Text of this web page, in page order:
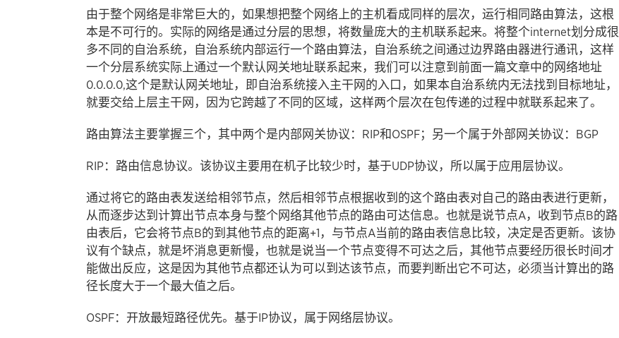
由于整个网络是非常巨大的，如果想把整个网络上的主机看成同样的层次，运行相同路由算法，这根
本是不可行的。实际的网络是通过分层的思想，将数量庞大的主机联系起来。将整个internet划分成很
多不同的自治系统，自治系统内部运行一个路由算法，自治系统之间通过边界路由器进行通讯，这样
一个分层系统实际上通过一个默认网关地址联系起来，我们可以注意到前面一篇文章中的网络地址
0.0.0.0,这个是默认网关地址，即自治系统接入主干网的入口，如果本自治系统内无法找到目标地址，
就要交给上层主干网，因为它跨越了不同的区域，这样两个层次在包传递的过程中就联系起来了。
路由算法主要掌握三个，其中两个是内部网关协议：RIP和OSPF；另一个属于外部网关协议：BGP
RIP：路由信息协议。该协议主要用在机子比较少时，基于UDP协议，所以属于应用层协议。
通过将它的路由表发送给相邻节点，然后相邻节点根据收到的这个路由表对自己的路由表进行更新，
从而逐步达到计算出节点本身与整个网络其他节点的路由可达信息。也就是说节点A，收到节点B的路
由表后，它会将节点B的到其他节点的距离+1，与节点A当前的路由表信息比较，决定是否更新。该协
议有个缺点，就是坏消息更新慢，也就是说当一个节点变得不可达之后，其他节点要经历很长时间才
能做出反应，这是因为其他节点都还认为可以到达该节点，而要判断出它不可达，必须当计算出的路
径长度大于一个最大值之后。
OSPF：开放最短路径优先。基于IP协议，属于网络层协议。